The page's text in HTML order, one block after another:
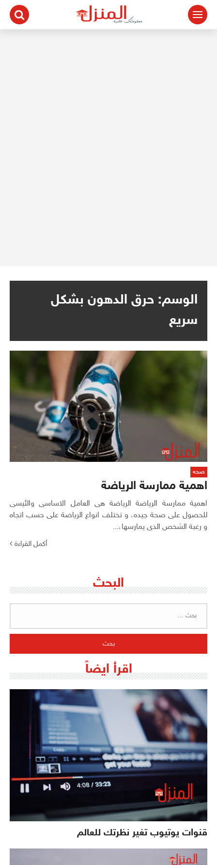
التجاوز
المحتوى
الوسم: حرق الدهون بشكل
سريع
صحه
اهمية ممارسة الرياضة
اهمية ممارسة الرياضة الرياضة هى العامل الاساسى والئيسى
للحصول على صحة جيده، و تختلف انواع الرياضة على حسب اتجاه
و رغبة الشخص الذى يمارسها،...
أكمل القراءة
البحث
اقرأ ايضاً
قنوات يوتيوب تغير نظرتك للعالم